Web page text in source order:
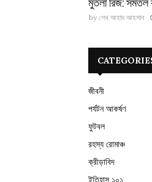
by শেখ আহাদ আহসান
জীবনী
পর্যটন আকর্ষণ
ফুটবল
রহস্য রোমাঞ্চ
ক্রীড়াবিদ
ইতিহাস ১০১